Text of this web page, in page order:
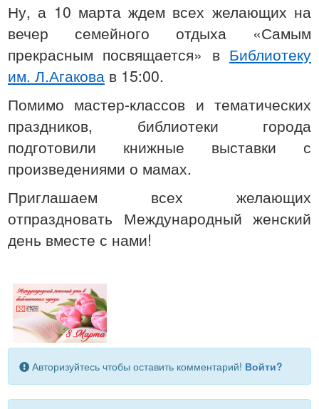
Ну, а 10 марта ждем всех желающих на
вечер семейного отдыха «Самым
прекрасным посвящается» в Библиотеку
им. Л.Агакова в 15:00.
Помимо мастер-классов и тематических
праздников, библиотеки города
подготовили книжные выставки с
произведениями о мамах.
Приглашаем всех желающих
отпраздновать Международный женский
день вместе с нами!
Авторизуйтесь чтобы оставить комментарий! Войти?